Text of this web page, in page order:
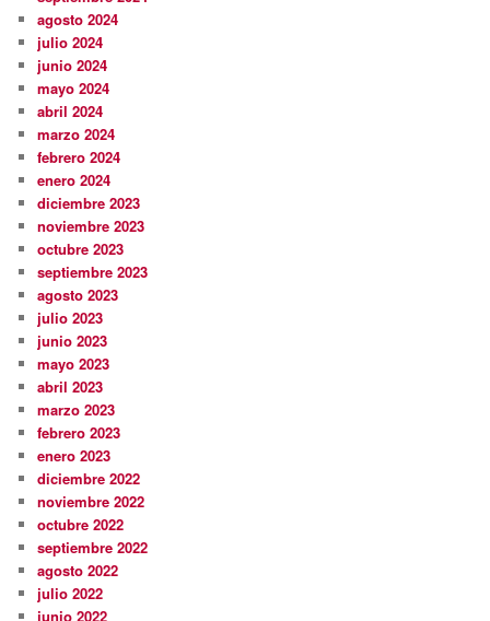
agosto 2024
julio 2024
junio 2024
mayo 2024
abril 2024
marzo 2024
febrero 2024
enero 2024
diciembre 2023
noviembre 2023
octubre 2023
septiembre 2023
agosto 2023
julio 2023
junio 2023
mayo 2023
abril 2023
marzo 2023
febrero 2023
enero 2023
diciembre 2022
noviembre 2022
octubre 2022
septiembre 2022
agosto 2022
julio 2022
junio 2022